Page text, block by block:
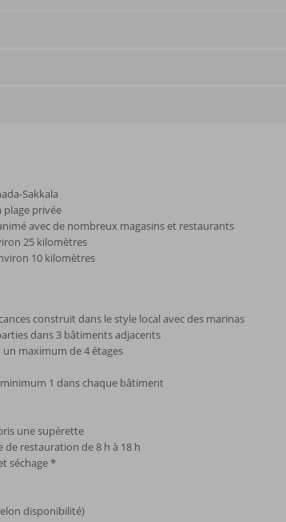
Sakkala
plage privée
avec de nombreux magasins et restaurants
25 kilomètres
10 kilomètres
construit dans le style local avec des marinas
dans 3 bâtiments adjacents
maximum de 4 étages
minimum 1 dans chaque bâtiment
une supérette
de restauration de 8 h à 18 h
séchage *
disponibilité)